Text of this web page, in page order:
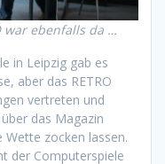
war ebenfalls da …
in Leipzig gab es
aber das RETRO
vertreten und
das Magazin
zocken lassen.
der Computerspiele